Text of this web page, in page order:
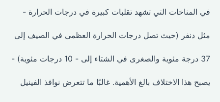
في المناخات التي تشهد تقلبات كبيرة في درجات الحرارة -
مثل دنفر (حيث تصل درجات الحرارة العظمى في الصيف إلى
37 درجة مئوية والصغرى في الشتاء إلى - 10 درجات مئوية) -
يصبح هذا الاختلاف بالغ الأهمية. غالبًا ما تتعرض نوافذ الفينيل